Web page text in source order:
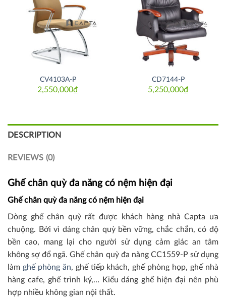
CV4103A-P
2,550,000₫
CD7144-P
5,250,000₫
DESCRIPTION
REVIEWS (0)
Ghế chân quỳ đa năng có nệm hiện đại
Ghế chân quỳ đa năng có nệm hiện đại
Dòng ghế chân quỳ rất được khách hàng nhà Capta ưa
chuộng. Bởi vì dáng chân quỳ bền vững, chắc chắn, có độ
bền cao, mang lại cho người sử dụng cảm giác an tâm
không sợ đổ ngã. Ghế chân quỳ đa năng CC1559-P sử dụng
làm ghế phòng ăn, ghế tiếp khách, ghế phòng họp, ghế nhà
hàng cafe, ghế trình ký,… Kiểu dáng ghế hiện đại nên phù
hợp nhiều không gian nội thất.